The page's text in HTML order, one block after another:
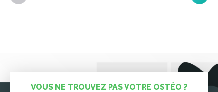
VOUS NE TROUVEZ PAS VOTRE OSTÉO ?